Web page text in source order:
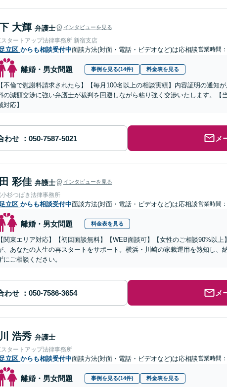
大輝 弁護士 インタビューを見る
タートアップ法律事務所 新宿支店
足立区 からも相談受付中面談方法(対面・電話・ビデオなど)は応相談営業時間
離婚・男女問題 事例を見る(14件) 料金表を見る
【不倫で慰謝料請求されたら】【毎月100名以上の相談実績】内容証明の通知
の減額交渉に強い弁護士が裁判を回避しながら粘り強く交渉いたします。【
対応】
わせ メ
彩佳 弁護士 インタビューを見る
杉つばき法律事務所
足立区 からも相談受付中面談方法(対面・電話・ビデオなど)は応相談営業時間
離婚・男女問題 料金表を見る
【関東エリア対応】【初回面談無料】【WEB面談可】【女性のご相談90%以
、あなたの人生の再スタートをサポート。横浜・川崎の家裁運用を熟知し、
にご相談ください。
わせ メ
浩秀 弁護士
タートアップ法律事務所
足立区 からも相談受付中面談方法(対面・電話・ビデオなど)は応相談営業時間
離婚・男女問題 事例を見る(14件) 料金表を見る